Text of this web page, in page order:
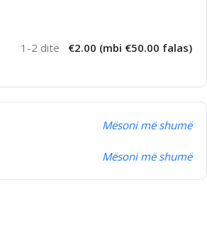
1-2 ditë €2.00 (mbi €50.00 falas)
Mësoni më shumë
Mësoni më shumë